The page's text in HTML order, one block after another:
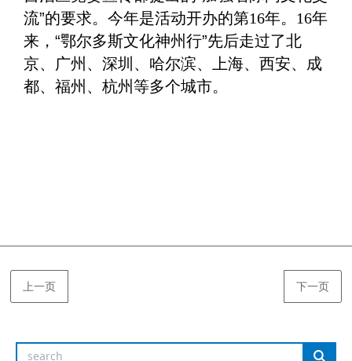
流”的要求。今年是活动开办的第16年。 16年
来，“鄂尔多斯文化神州行”先后走过了北
京、广州、深圳、哈尔滨、上海、西安、成
都、福州、杭州等多个城市。
上一页 下一页